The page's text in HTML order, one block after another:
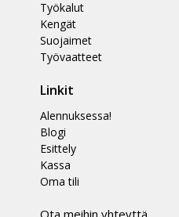
Työkalut
Kengät
Suojaimet
Työvaatteet
Linkit
Alennuksessa!
Blogi
Esittely
Kassa
Oma tili